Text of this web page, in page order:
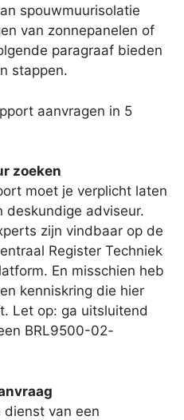
spouwmuurisolatie
van zonnepanelen of
paragraaf bieden
stappen.
aanvragen in 5
zoeken
moet je verplicht laten
deskundige adviseur.
zijn vindbaar op de
Register Techniek
En misschien heb
kenniskring die hier
Let op: ga uitsluitend
BRL9500-02-
van een